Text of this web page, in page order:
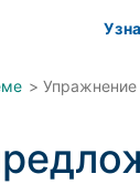
> Упражнение